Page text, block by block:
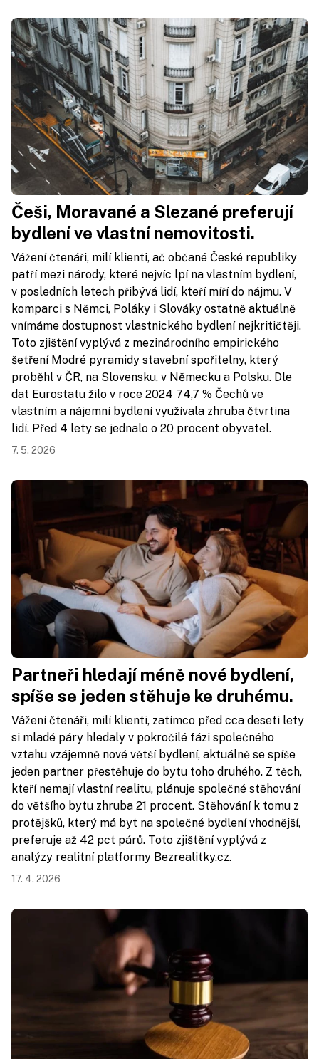
Češi, Moravané a Slezané preferují
bydlení ve vlastní nemovitosti.
Vážení čtenáři, milí klienti, ač občané České republiky
patří mezi národy, které nejvíc lpí na vlastním bydlení,
v posledních letech přibývá lidí, kteří míří do nájmu. V
komparci s Němci, Poláky i Slováky ostatně aktuálně
vnímáme dostupnost vlastnického bydlení nejkritičtěji.
Toto zjištění vyplývá z mezinárodního empirického
šetření Modré pyramidy stavební spořitelny, který
proběhl v ČR, na Slovensku, v Německu a Polsku. Dle
dat Eurostatu žilo v roce 2024 74,7 % Čechů ve
vlastním a nájemní bydlení využívala zhruba čtvrtina
lidí. Před 4 lety se jednalo o 20 procent obyvatel.
7. 5. 2026
Partneři hledají méně nové bydlení,
spíše se jeden stěhuje ke druhému.
Vážení čtenáři, milí klienti, zatímco před cca deseti lety
si mladé páry hledaly v pokročilé fázi společného
vztahu vzájemně nové větší bydlení, aktuálně se spíše
jeden partner přestěhuje do bytu toho druhého. Z těch,
kteří nemají vlastní realitu, plánuje společné stěhování
do většího bytu zhruba 21 procent. Stěhování k tomu z
protějšků, který má byt na společné bydlení vhodnější,
preferuje až 42 pct párů. Toto zjištění vyplývá z
analýzy realitní platformy Bezrealitky.cz.
17. 4. 2026